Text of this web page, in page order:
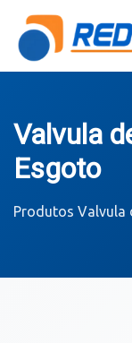
Valvula
Esgoto
Produtos Valvula